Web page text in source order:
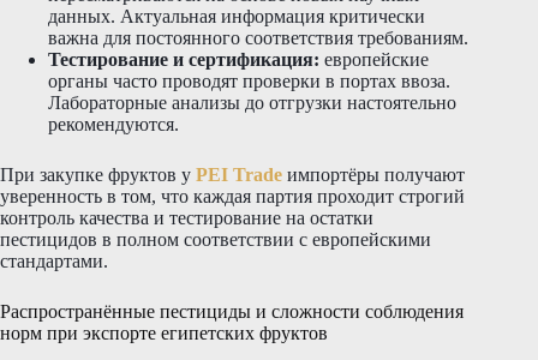
данных. Актуальная информация критически
важна для постоянного соответствия требованиям.
Тестирование и сертификация: европейские
органы часто проводят проверки в портах ввоза.
Лабораторные анализы до отгрузки настоятельно
рекомендуются.
При закупке фруктов у PEI Trade импортёры получают
уверенность в том, что каждая партия проходит строгий
контроль качества и тестирование на остатки
пестицидов в полном соответствии с европейскими
стандартами.
Распространённые пестициды и сложности соблюдения
норм при экспорте египетских фруктов